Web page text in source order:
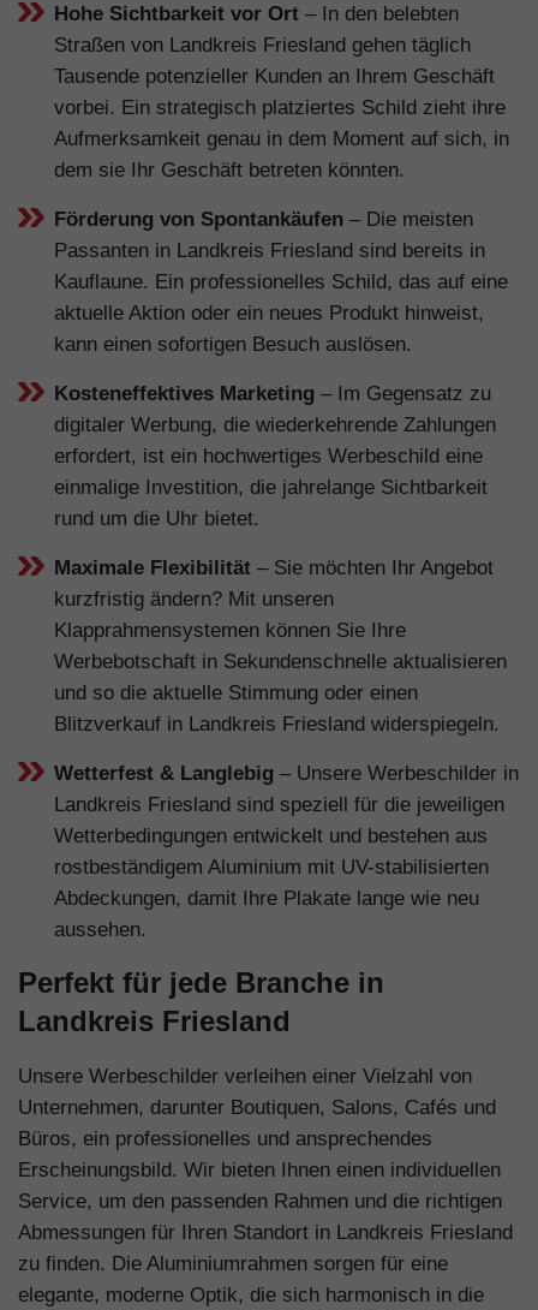
Hohe Sichtbarkeit vor Ort – In den belebten
Straßen von Landkreis Friesland gehen täglich
Tausende potenzieller Kunden an Ihrem Geschäft
vorbei. Ein strategisch platziertes Schild zieht ihre
Aufmerksamkeit genau in dem Moment auf sich, in
dem sie Ihr Geschäft betreten könnten.
Förderung von Spontankäufen – Die meisten
Passanten in Landkreis Friesland sind bereits in
Kauflaune. Ein professionelles Schild, das auf eine
aktuelle Aktion oder ein neues Produkt hinweist,
kann einen sofortigen Besuch auslösen.
Kosteneffektives Marketing – Im Gegensatz zu
digitaler Werbung, die wiederkehrende Zahlungen
erfordert, ist ein hochwertiges Werbeschild eine
einmalige Investition, die jahrelange Sichtbarkeit
rund um die Uhr bietet.
Maximale Flexibilität – Sie möchten Ihr Angebot
kurzfristig ändern? Mit unseren
Klapprahmensystemen können Sie Ihre
Werbebotschaft in Sekundenschnelle aktualisieren
und so die aktuelle Stimmung oder einen
Blitzverkauf in Landkreis Friesland widerspiegeln.
Wetterfest & Langlebig – Unsere Werbeschilder in
Landkreis Friesland sind speziell für die jeweiligen
Wetterbedingungen entwickelt und bestehen aus
rostbeständigem Aluminium mit UV-stabilisierten
Abdeckungen, damit Ihre Plakate lange wie neu
aussehen.
Perfekt für jede Branche in
Landkreis Friesland
Unsere Werbeschilder verleihen einer Vielzahl von
Unternehmen, darunter Boutiquen, Salons, Cafés und
Büros, ein professionelles und ansprechendes
Erscheinungsbild. Wir bieten Ihnen einen individuellen
Service, um den passenden Rahmen und die richtigen
Abmessungen für Ihren Standort in Landkreis Friesland
zu finden. Die Aluminiumrahmen sorgen für eine
elegante, moderne Optik, die sich harmonisch in die